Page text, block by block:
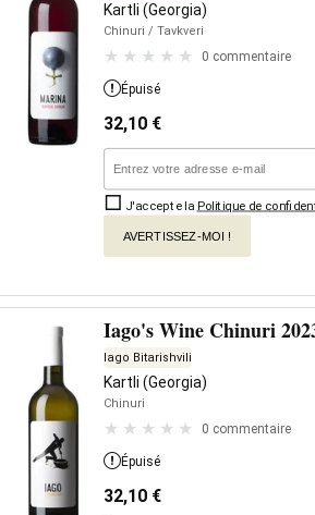
Kartli (Georgia)
Chinuri / Tavkveri
0 commentaire
Épuisé
32,10 €
J'accepte la Politique de
AVERTISSEZ-MOI !
Iago's Wine Chinuri
Iago Bitarishvili
Kartli (Georgia)
Chinuri
0 commentaire
Épuisé
32,10 €